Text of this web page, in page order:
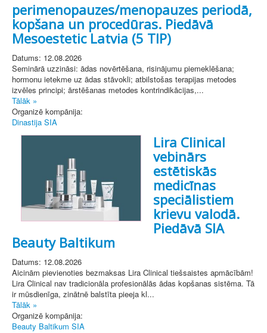
perimenopauzes/menopauzes periodā,
kopšana un procedūras. Piedāvā
Mesoestetic Latvia (5 TIP)
Datums: 12.08.2026
Seminārā uzzināsi: ādas novērtēšana, risinājumu piemeklēšana;
hormonu ietekme uz ādas stāvokli; atbilstošas terapijas metodes
izvēles principi; ārstēšanas metodes kontrindikācijas,...
Tālāk »
Organizē kompānija:
Dinastija SIA
Lira Clinical
vebinārs
estētiskās
medicīnas
speciālistiem
krievu valodā.
Piedāvā SIA
Beauty Baltikum
Datums: 12.08.2026
Aicinām pievienoties bezmaksas Lira Clinical tiešsaistes apmācībām!
Lira Clinical nav tradicionāla profesionālās ādas kopšanas sistēma. Tā
ir mūsdienīga, zinātnē balstīta pieeja kl...
Tālāk »
Organizē kompānija:
Beauty Baltikum SIA